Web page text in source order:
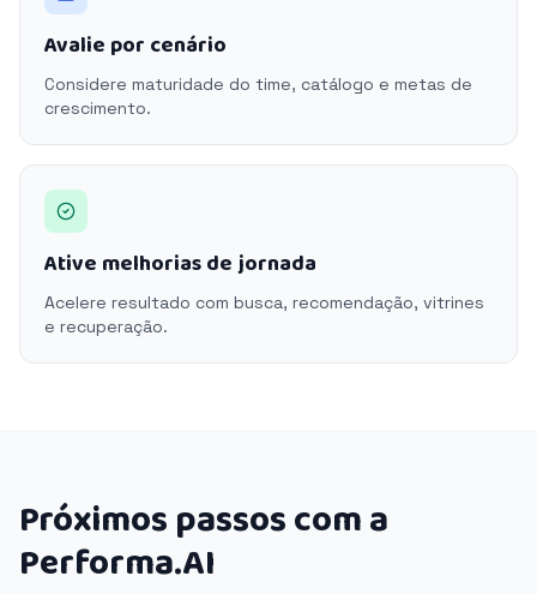
Avalie por cenário
Considere maturidade do time, catálogo e metas de
crescimento.
Ative melhorias de jornada
Acelere resultado com busca, recomendação, vitrines
e recuperação.
Próximos passos com a
Performa.AI